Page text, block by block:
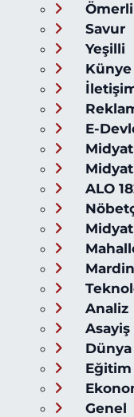
Ömerli
Savur
Yeşilli
Künye
E-
Midyat
ALO
Mardin
Analiz
Asayiş
Dünya
Eğitim
Genel